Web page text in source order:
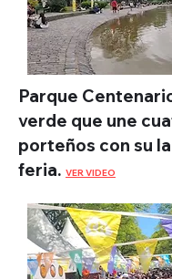
Parque
verde que une
porteños con su
feria. VER VIDEO